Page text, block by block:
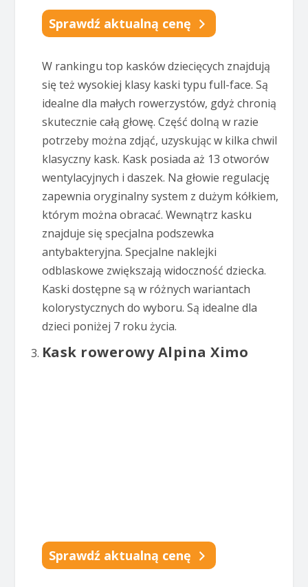
Sprawdź aktualną cenę
W rankingu top kasków dziecięcych znajdują
się też wysokiej klasy kaski typu full-face. Są
idealne dla małych rowerzystów, gdyż chronią
skutecznie całą głowę. Część dolną w razie
potrzeby można zdjąć, uzyskując w kilka chwil
klasyczny kask. Kask posiada aż 13 otworów
wentylacyjnych i daszek. Na głowie regulację
zapewnia oryginalny system z dużym kółkiem,
którym można obracać. Wewnątrz kasku
znajduje się specjalna podszewka
antybakteryjna. Specjalne naklejki
odblaskowe zwiększają widoczność dziecka.
Kaski dostępne są w różnych wariantach
kolorystycznych do wyboru. Są idealne dla
dzieci poniżej 7 roku życia.
Kask rowerowy Alpina Ximo
Sprawdź aktualną cenę